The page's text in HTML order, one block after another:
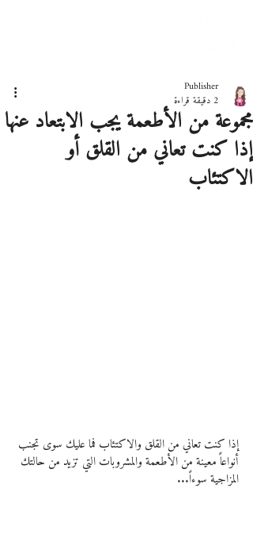
مجموعة من الأطعمة يجب الابتعاد عنها
إذا كنت تعاني من القلق أو
الاكتئاب
Publisher
2 دقيقة قراءة
إذا كنت تعاني من القلق والاكتئاب فما عليك سوى تجنب
أنواعاً معينة من الأطعمة والمشروبات التي تزيد من حالتك
المزاجية سوءاً...